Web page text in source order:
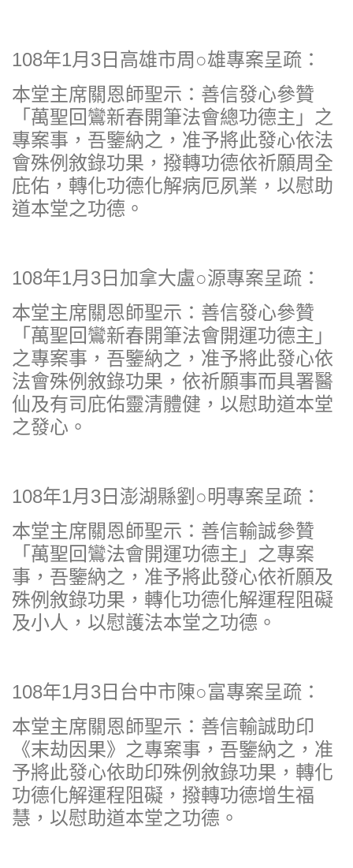
108年1月3日高雄市周○雄專案呈疏：
本堂主席關恩師聖示：善信發心參贊
「萬聖回鸞新春開筆法會總功德主」之
專案事，吾鑒納之，准予將此發心依法
會殊例敘錄功果，撥轉功德依祈願周全
庇佑，轉化功德化解病厄夙業，以慰助
道本堂之功德。
108年1月3日加拿大盧○源專案呈疏：
本堂主席關恩師聖示：善信發心參贊
「萬聖回鸞新春開筆法會開運功德主」
之專案事，吾鑒納之，准予將此發心依
法會殊例敘錄功果，依祈願事而具署醫
仙及有司庇佑靈清體健，以慰助道本堂
之發心。
108年1月3日澎湖縣劉○明專案呈疏：
本堂主席關恩師聖示：善信輸誠參贊
「萬聖回鸞法會開運功德主」之專案
事，吾鑒納之，准予將此發心依祈願及
殊例敘錄功果，轉化功德化解運程阻礙
及小人，以慰護法本堂之功德。
108年1月3日台中市陳○富專案呈疏：
本堂主席關恩師聖示：善信輸誠助印
《末劫因果》之專案事，吾鑒納之，准
予將此發心依助印殊例敘錄功果，轉化
功德化解運程阻礙，撥轉功德增生福
慧，以慰助道本堂之功德。